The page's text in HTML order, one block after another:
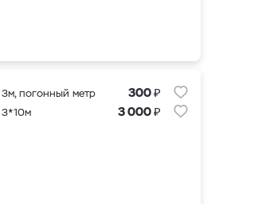
3м, погонный метр 300₽
3*10м 3 000₽